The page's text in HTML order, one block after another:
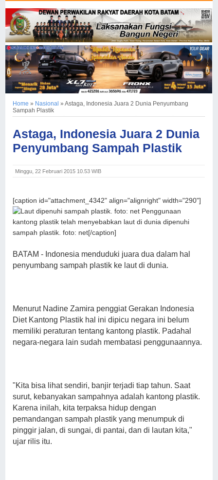
Home » Nasional »Astaga, Indonesia Juara 2 Dunia Penyumbang
Sampah Plastik
Astaga, Indonesia Juara 2 Dunia
Penyumbang Sampah Plastik
Minggu, 22 Februari 2015 10.53 WIB
[caption id="attachment_4342" align="alignright" width="290"]
Penggunaan
kantong plastik telah menyebabkan laut di dunia dipenuhi
sampah plastik. foto: net[/caption]
BATAM - Indonesia menduduki juara dua dalam hal
penyumbang sampah plastik ke laut di dunia.
Menurut Nadine Zamira penggiat Gerakan Indonesia
Diet Kantong Plastik hal ini dipicu negara ini belum
memiliki peraturan tentang kantong plastik. Padahal
negara-negara lain sudah membatasi penggunaannya.
"Kita bisa lihat sendiri, banjir terjadi tiap tahun. Saat
surut, kebanyakan sampahnya adalah kantong plastik.
Karena inilah, kita terpaksa hidup dengan
pemandangan sampah plastik yang menumpuk di
pinggir jalan, di sungai, di pantai, dan di lautan kita,"
ujar rilis itu.